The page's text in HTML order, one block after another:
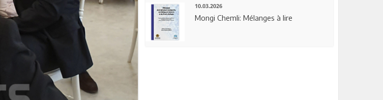
10.03.2026
Mongi Chemli: Mélanges à lire